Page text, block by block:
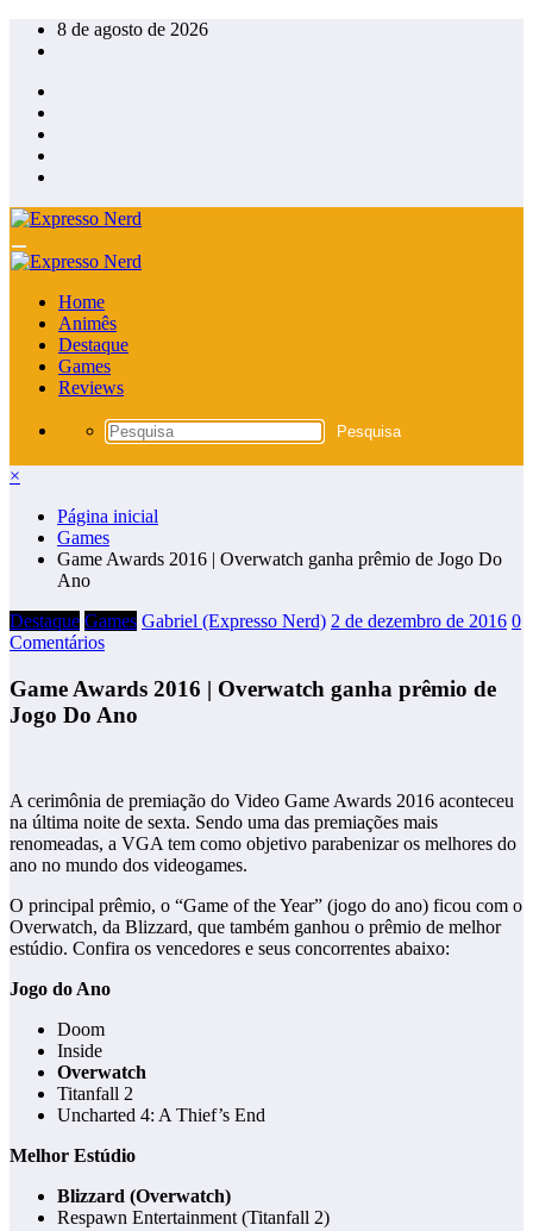
Pular
para
conteúdo
8 de agosto de 2026
Home
Animês
Destaque
Games
Reviews
×
Página inicial
Games
Game Awards 2016 | Overwatch ganha prêmio de Jogo Do
Ano
Destaque Games Gabriel (Expresso Nerd) 2 de dezembro de 2016 0
Comentários
Game Awards 2016 | Overwatch ganha prêmio de
Jogo Do Ano
A cerimônia de premiação do Video Game Awards 2016 aconteceu
na última noite de sexta. Sendo uma das premiações mais
renomeadas, a VGA tem como objetivo parabenizar os melhores do
ano no mundo dos videogames.
O principal prêmio, o “Game of the Year” (jogo do ano) ficou com o
Overwatch, da Blizzard, que também ganhou o prêmio de melhor
estúdio. Confira os vencedores e seus concorrentes abaixo:
Jogo do Ano
Doom
Inside
Overwatch
Titanfall 2
Uncharted 4: A Thief’s End
Melhor Estúdio
Blizzard (Overwatch)
Respawn Entertainment (Titanfall 2)